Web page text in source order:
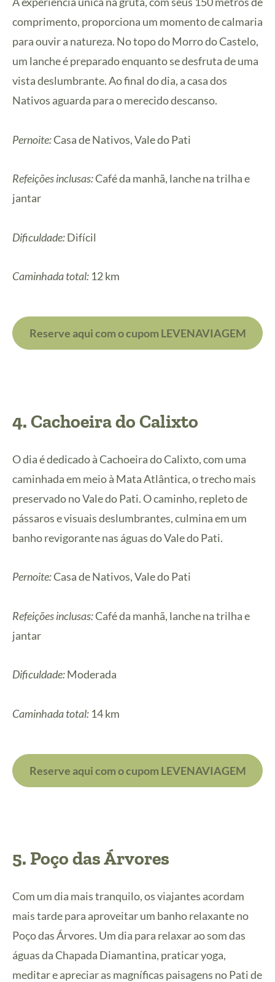
comprimento, proporciona um momento de calmaria
para ouvir a natureza. No topo do Morro do Castelo,
um lanche é preparado enquanto se desfruta de uma
vista deslumbrante. Ao final do dia, a casa dos
Nativos aguarda para o merecido descanso.
Pernoite:Casa de Nativos, Vale do Pati
Refeições inclusas:Café da manhã, lanche na trilha e
jantar
Dificuldade:Difícil
Caminhada total: 12 km
Reserve aqui com o cupom LEVENAVIAGEM
4. Cachoeira do Calixto
O dia é dedicado à Cachoeira do Calixto, com uma
caminhada em meio à Mata Atlântica, o trecho mais
preservado no Vale do Pati. O caminho, repleto de
pássaros e visuais deslumbrantes, culmina em um
banho revigorante nas águas do Vale do Pati.
Pernoite:Casa de Nativos, Vale do Pati
Refeições inclusas:Café da manhã, lanche na trilha e
jantar
Dificuldade:Moderada
Caminhada total: 14 km
Reserve aqui com o cupom LEVENAVIAGEM
5. Poço das Árvores
Com um dia mais tranquilo, os viajantes acordam
mais tarde para aproveitar um banho relaxante no
Poço das Árvores. Um dia para relaxar ao som das
águas da Chapada Diamantina, praticar yoga,
meditar e apreciar as magníficas paisagens no Pati de